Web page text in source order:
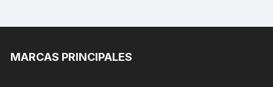
MARCAS PRINCIPALES